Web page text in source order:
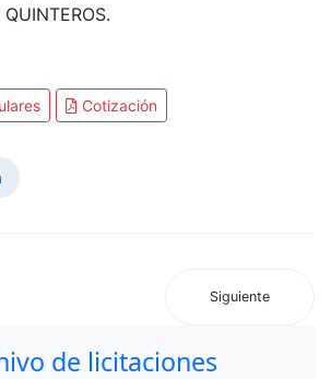
Cotización
Siguiente